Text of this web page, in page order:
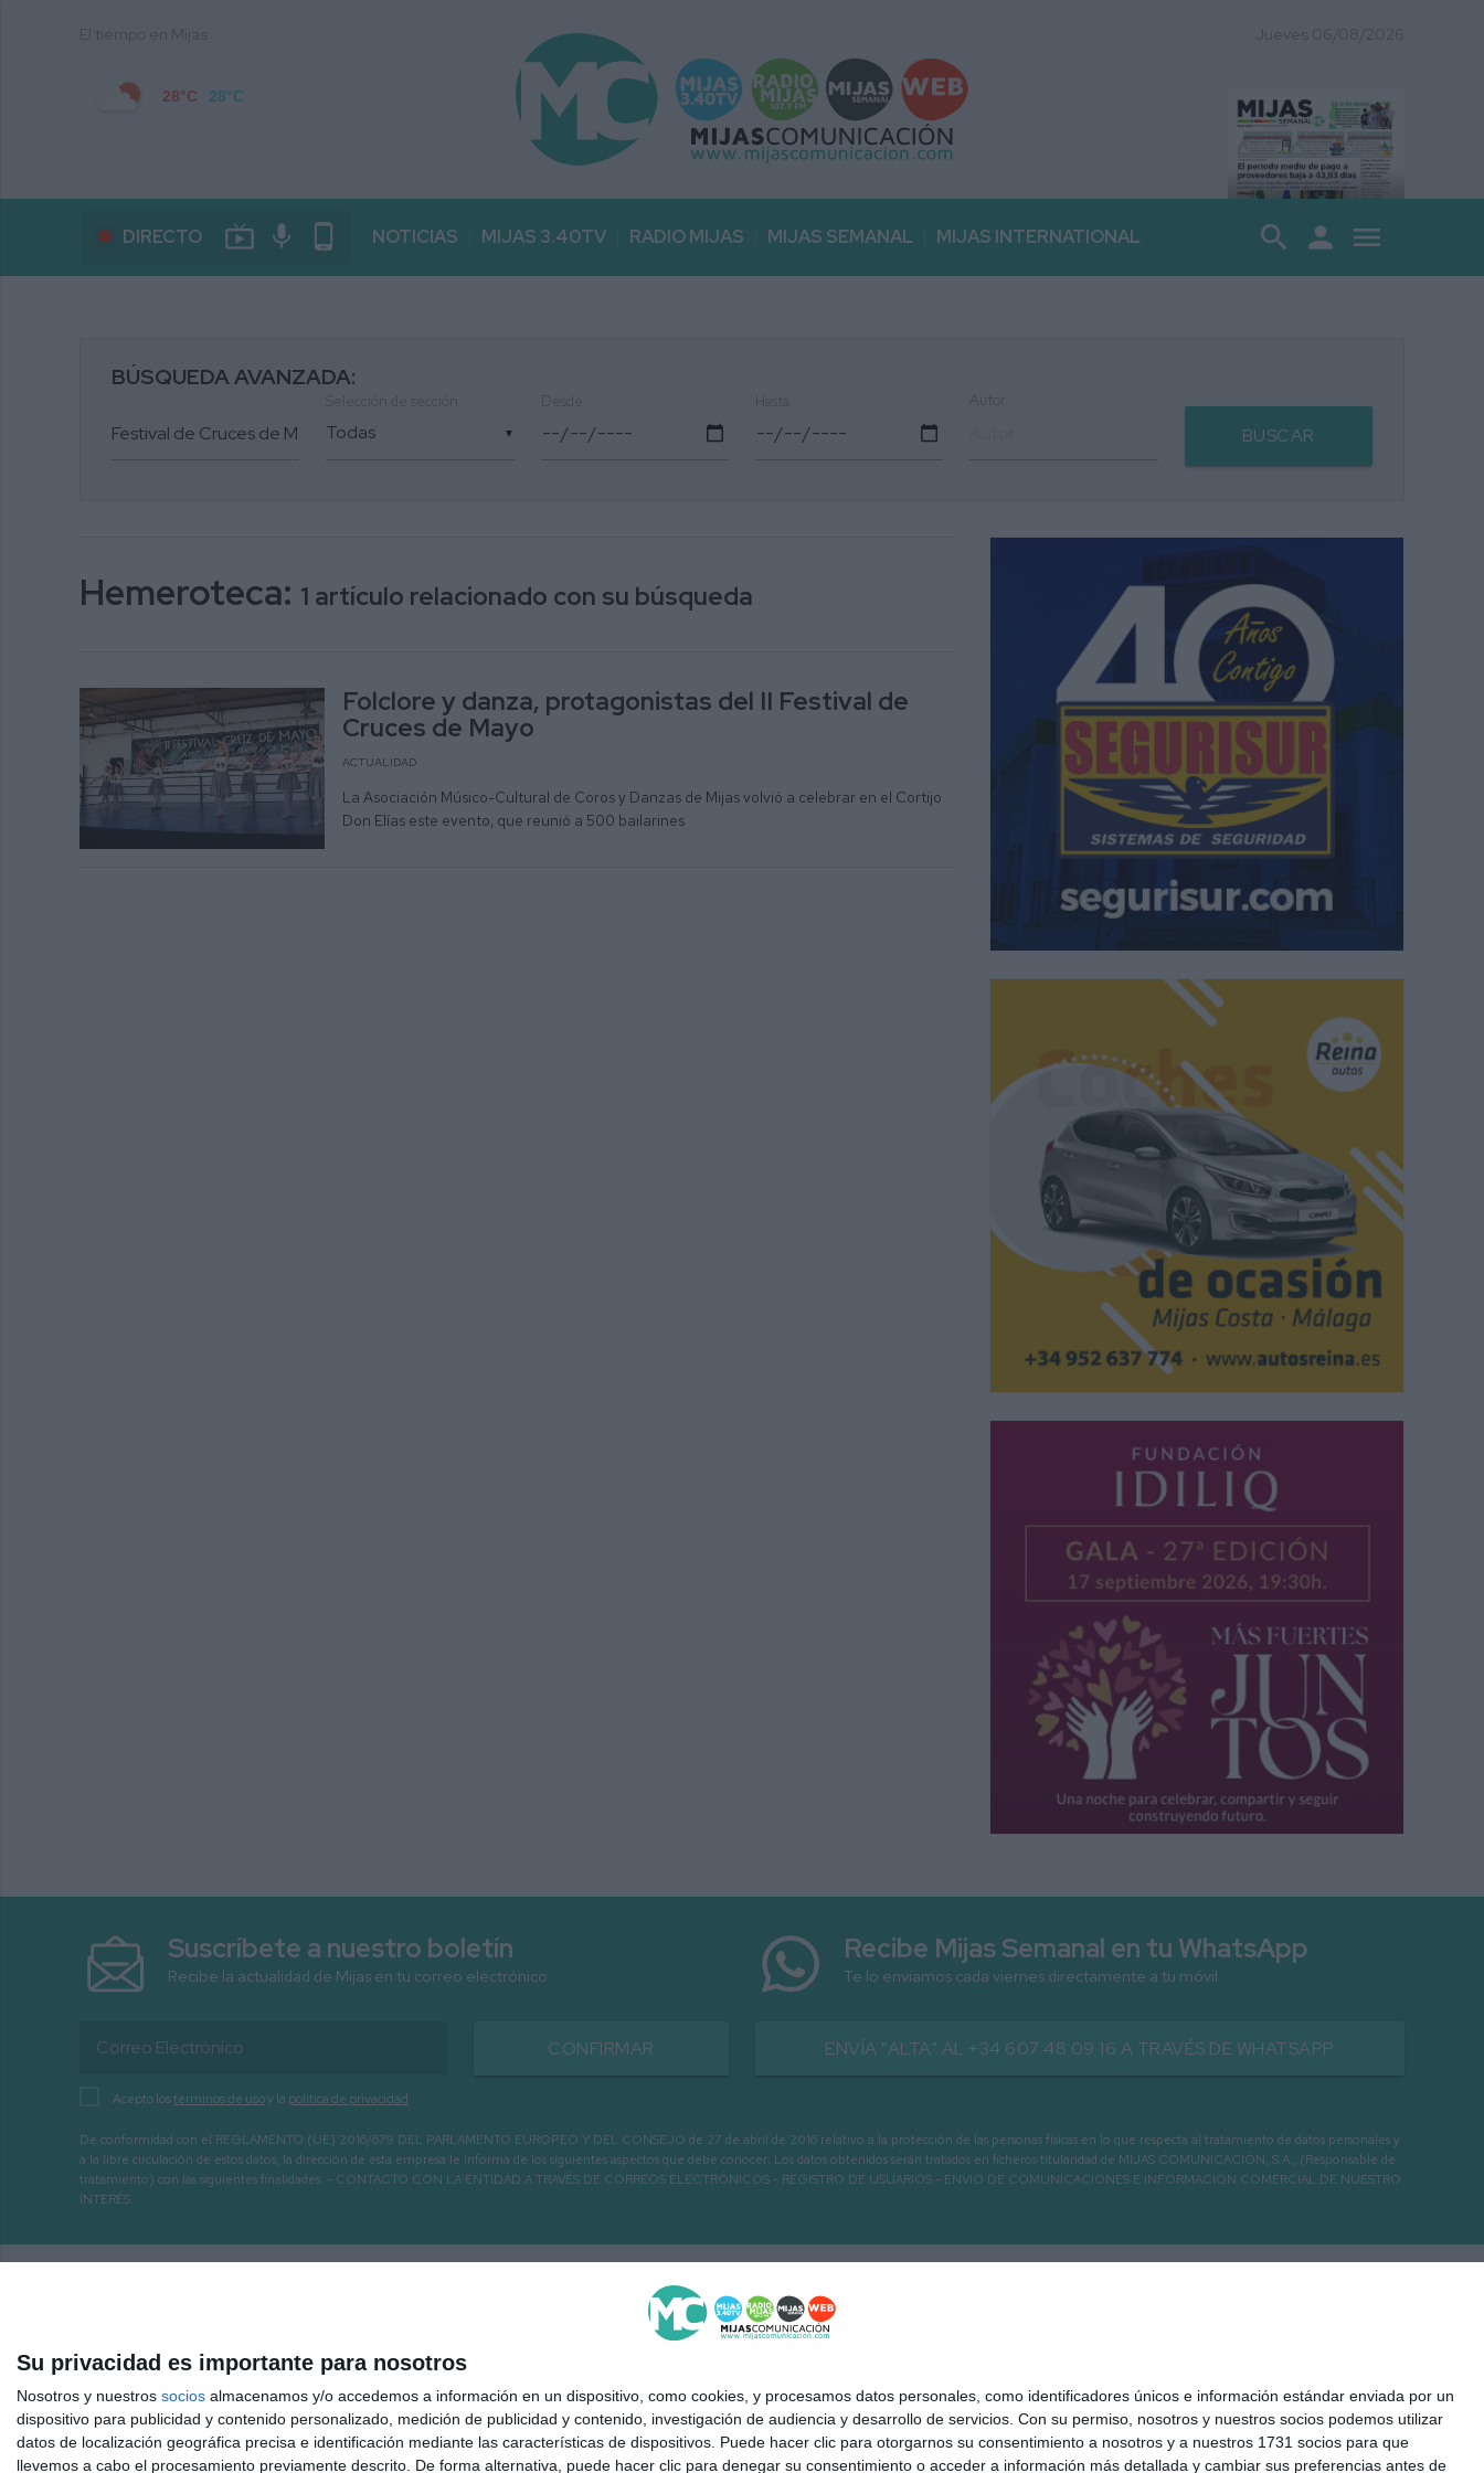
Su privacidad es importante para nosotros
Nosotros y nuestros socios almacenamos y/o accedemos a información en un dispositivo, como cookies, y procesamos datos personales, como identificadores únicos e información estándar enviada por un
dispositivo para publicidad y contenido personalizado, medición de publicidad y contenido, investigación de audiencia y desarrollo de servicios. Con su permiso, nosotros y nuestros socios podemos utilizar
datos de localización geográfica precisa e identificación mediante las características de dispositivos. Puede hacer clic para otorgarnos su consentimiento a nosotros y a nuestros 1731 socios para que
llevemos a cabo el procesamiento previamente descrito. De forma alternativa, puede hacer clic para denegar su consentimiento o acceder a información más detallada y cambiar sus preferencias antes de
28°C 28°C
DIRECTO live_tv mic phone_android NOTICIAS MIJAS 3.40TV RADIO MIJAS MIJAS SEMANAL MIJAS INTERNATIONAL search person menu
BÚSQUEDA AVANZADA:
▼ BUSCAR
Hemeroteca: 1 artículo relacionado con su búsqueda
Folclore y danza, protagonistas del II Festival de
Cruces de Mayo
ACTUALIDAD
La Asociación Músico-Cultural de Coros y Danzas de Mijas volvió a celebrar en el Cortijo
Don Elías este evento, que reunió a 500 bailarines
Suscríbete a nuestro boletín
Recibe la actualidad de Mijas en tu correo electrónico
CONFIRMAR
Acepto lostérminos de usoy la política de privacidad
Recibe Mijas Semanal en tu WhatsApp
Te lo enviamos cada viernes directamente a tu móvil
ENVÍA "ALTA" AL +34 607 48 09 16 A TRAVÉS DE WHATSAPP
De conformidad con el REGLAMENTO (UE) 2016/679 DEL PARLAMENTO EUROPEO Y DEL CONSEJO de 27 de abril de 2016 relativo a la protección de las personas físicas en lo que respecta al tratamiento de datos personales y
a la libre circulación de estos datos, la dirección de esta empresa le informa de los siguientes aspectos que debe conocer: Los datos obtenidos serán tratados en ficheros titularidad de MIJAS COMUNICACIÓN, S.A., (Responsable de
tratamiento) con las siguientes finalidades: - CONTACTO CON LA ENTIDAD A TRAVÉS DE CORREOS ELECTRÓNICOS - REGISTRO DE USUARIOS - ENVIO DE COMUNICACIONES E INFORMACIÓN COMERCIAL DE NUESTRO
INTERÉS.